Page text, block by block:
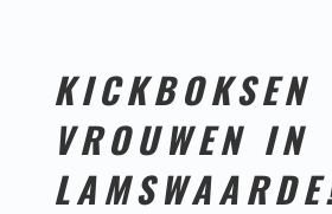
KICKBOKSEN
VROUWEN IN